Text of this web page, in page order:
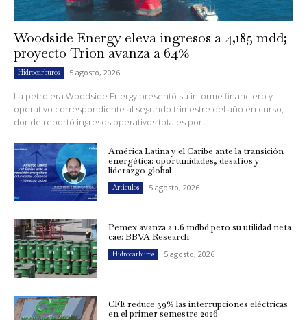
Woodside Energy eleva ingresos a 4,185 mdd;
proyecto Trion avanza a 64%
Hidrocarburos 5 agosto, 2026
La petrolera Woodside Energy presentó su informe financiero y
operativo correspondiente al segundo trimestre del año en curso,
donde reportó ingresos operativos totales por...
América Latina y el Caribe ante la transición
energética: oportunidades, desafíos y
liderazgo global
Artículos 5 agosto, 2026
Pemex avanza a 1.6 mdbd pero su utilidad neta
cae: BBVA Research
Hidrocarburos 5 agosto, 2026
CFE reduce 39% las interrupciones eléctricas
en el primer semestre 2026